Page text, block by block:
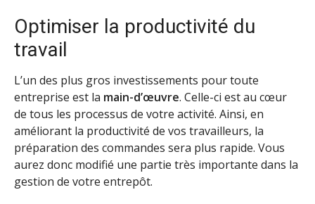
Optimiser la productivité du
travail
L’un des plus gros investissements pour toute
entreprise est la main-d’œuvre. Celle-ci est au cœur
de tous les processus de votre activité. Ainsi, en
améliorant la productivité de vos travailleurs, la
préparation des commandes sera plus rapide. Vous
aurez donc modifié une partie très importante dans la
gestion de votre entrepôt.